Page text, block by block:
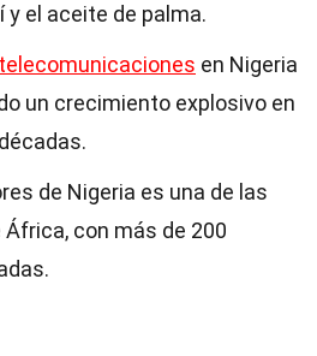
y el aceite de palma.
telecomunicaciones en Nigeria
un crecimiento explosivo en
de Nigeria es una de las
con más de 200